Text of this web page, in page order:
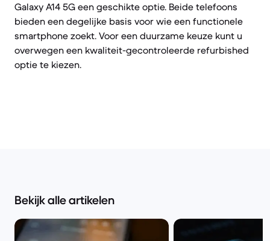
Galaxy A14 5G een geschikte optie. Beide telefoons
bieden een degelijke basis voor wie een functionele
smartphone zoekt. Voor een duurzame keuze kunt u
overwegen een kwaliteit-gecontroleerde refurbished
optie te kiezen.
Bekijk alle artikelen